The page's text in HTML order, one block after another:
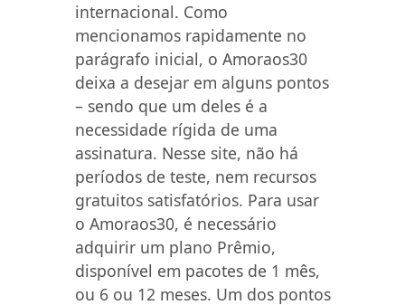
internacional. Como
mencionamos rapidamente no
parágrafo inicial, o Amoraos30
deixa a desejar em alguns pontos
– sendo que um deles é a
necessidade rígida de uma
assinatura. Nesse site, não há
períodos de teste, nem recursos
gratuitos satisfatórios. Para usar
o Amoraos30, é necessário
adquirir um plano Prêmio,
disponível em pacotes de 1 mês,
ou 6 ou 12 meses. Um dos pontos